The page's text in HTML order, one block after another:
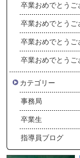
卒業おめでとうご
卒業おめでとうご
卒業おめでとうご
卒業おめでとうご
カテゴリー
事務局
卒業生
指導員ブログ